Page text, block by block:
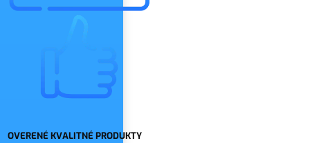
OVERENÉ KVALITNÉ PRODUKTY